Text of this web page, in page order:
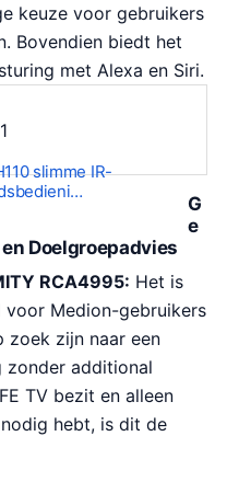
keuze voor gebruikers
Bovendien biedt het
met Alexa en Siri.
slimme IR-
G
e
Doelgroepadvies
RCA4995: Het is
voor Medion-gebruikers
zoek zijn naar een
zonder additional
TV bezit en alleen
hebt, is dit de